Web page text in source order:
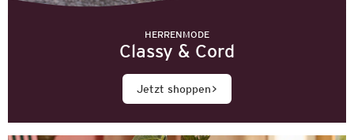
HERRENMODE
Classy & Cord
Jetzt shoppen